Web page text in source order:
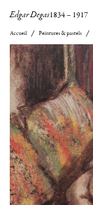
Edgar Degas1834– 1917
Accueil Peintures & pastels